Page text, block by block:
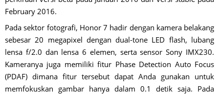
February 2016.
Pada sektor fotografi, Honor 7 hadir dengan kamera belakang
sebesar 20 megapixel dengan dual-tone LED flash, lubang
lensa f/2.0 dan lensa 6 elemen, serta sensor Sony IMX230.
Kameranya juga memiliki fitur Phase Detection Auto Focus
(PDAF) dimana fitur tersebut dapat Anda gunakan untuk
memfokuskan gambar hanya dalam 0.1 detik saja. Pada